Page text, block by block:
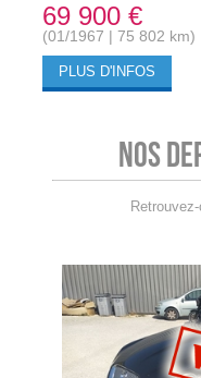
69 900 €
(01/1967 | 75 802 km)
PLUS D'INFOS
Nos